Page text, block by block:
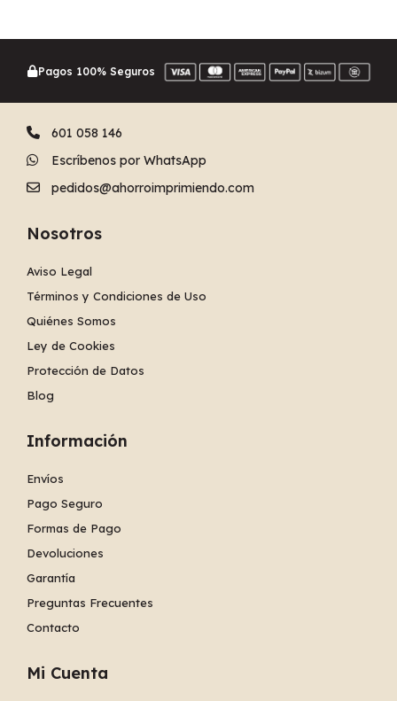
Pagos 100% Seguros
601 058 146
Escríbenos por WhatsApp
pedidos@ahorroimprimiendo.com
Nosotros
Aviso Legal
Términos y Condiciones de Uso
Quiénes Somos
Ley de Cookies
Protección de Datos
Blog
Información
Envíos
Pago Seguro
Formas de Pago
Devoluciones
Garantía
Preguntas Frecuentes
Contacto
Mi Cuenta